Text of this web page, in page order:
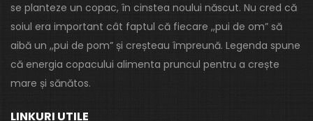
se planteze un copac, în cinstea noului născut. Nu cred că
soiul era important cât faptul că fiecare ,,pui de om” să
aibă un ,,pui de pom” și creșteau împreună. Legenda spune
că energia copacului alimenta pruncul pentru a crește
mare și sănătos.
LINKURI UTILE